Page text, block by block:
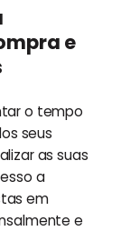
e
o tempo
seus
as suas
a
em
e